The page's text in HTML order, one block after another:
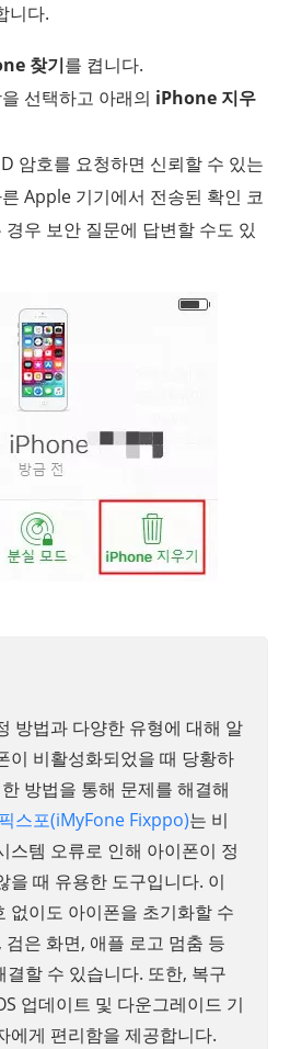
니다.
찾기를 켭니다.
선택하고 아래의 iPhone 지우
암호를 요청하면 신뢰할 수 있는
Apple 기기에서 전송된 확인 코
우 보안 질문에 답변할 수도 있
방법과 다양한 유형에 대해 알
이 비활성화되었을 때 당황하
방법을 통해 문제를 해결해
스포(iMyFone Fixppo)는 비
스템 오류로 인해 아이폰이 정
을 때 유용한 도구입니다. 이
없이도 아이폰을 초기화할 수
은 화면, 애플 로고 멈춤 등
결할 수 있습니다. 또한, 복구
업데이트 및 다운그레이드 기
에게 편리함을 제공합니다.